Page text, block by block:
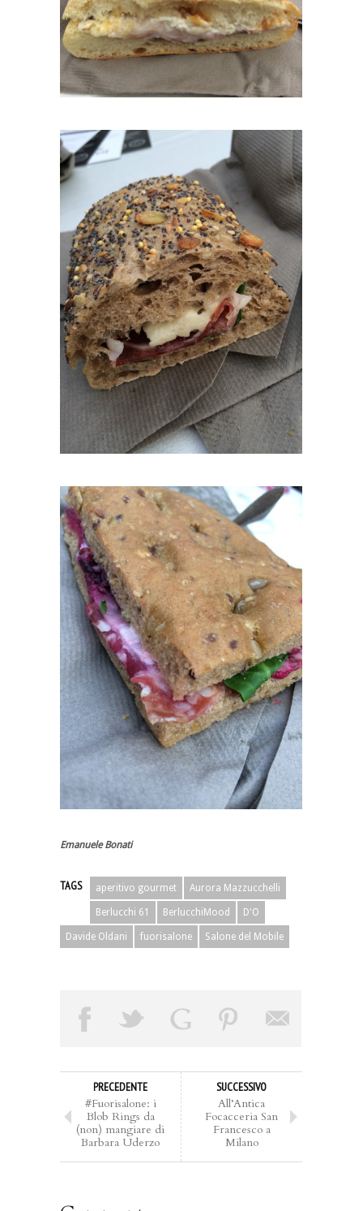
Emanuele Bonati
TAGS aperitivo gourmet Aurora Mazzucchelli
Berlucchi 61 BerlucchiMood D'O
Davide Oldani fuorisalone Salone del Mobile
PRECEDENTE
#Fuorisalone: i
Blob Rings da
(non) mangiare di
Barbara Uderzo
SUCCESSIVO
All’Antica
Focacceria San
Francesco a
Milano